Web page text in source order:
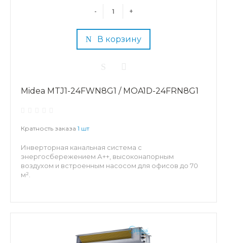
- +
В корзину
Midea MTJ1-24FWN8G1 / MOA1D-24FRN8G1
Кратность заказа 1 шт
Инверторная канальная система с
энергосбережением А++, высоконапорным
воздухом и встроенным насосом для офисов до 70
м².